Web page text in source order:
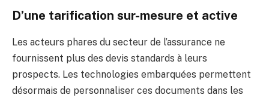
D’une tarification sur-mesure et active
Les acteurs phares du secteur de l’assurance ne
fournissent plus des devis standards à leurs
prospects. Les technologies embarquées permettent
désormais de personnaliser ces documents dans les